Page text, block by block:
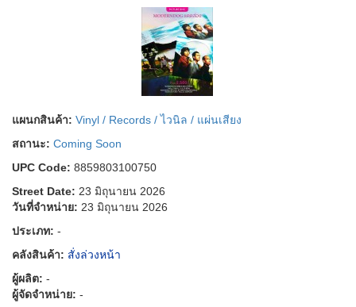
แผนกสินค้า: Vinyl / Records / ไวนิล / แผ่นเสียง
สถานะ: Coming Soon
UPC Code: 8859803100750
Street Date: 23 มิถุนายน 2026
วันที่จำหน่าย: 23 มิถุนายน 2026
ประเภท: -
คลังสินค้า: สั่งล่วงหน้า
ผู้ผลิต: -
ผู้จัดจำหน่าย: -